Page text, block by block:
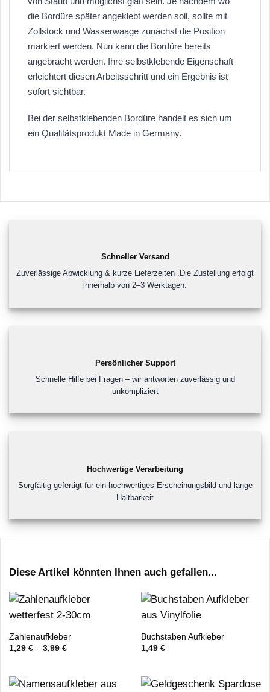
die Bordüre später angeklebt werden soll, sollte mit
Zollstock und Wasserwaage zunächst die Position
markiert werden. Nun kann die Bordüre bereits
angebracht werden. Ihre selbstklebende Eigenschaft
erleichtert diesen Arbeitsschritt und ein Ergebnis ist
sofort sichtbar.
Bei der selbstklebenden Bordüre handelt es sich um
ein Qualitätsprodukt Made in Germany.
Schneller Versand
Zuverlässige Abwicklung & kurze Lieferzeiten .Die Zustellung erfolgt
innerhalb von 2–3 Werktagen.
Persönlicher Support
Schnelle Hilfe bei Fragen – wir antworten zuverlässig und
unkompliziert
Hochwertige Verarbeitung
Sorgfältig gefertigt für ein hochwertiges Erscheinungsbild und lange
Haltbarkeit
Diese Artikel könnten Ihnen auch gefallen...
Zahlenaufkleber
1,29 €– 3,99 €
Buchstaben Aufkleber
1,49 €